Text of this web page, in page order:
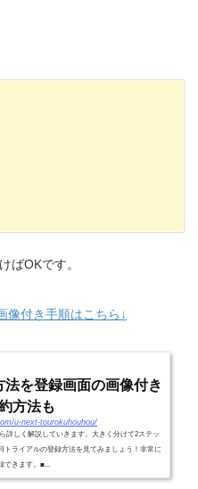
ばOKです。
像付き手順はこちら↓
を登録画面の画像付き
方法も
u-next-tourokuhouhou/
詳しく解説していきます。大きく分けて2ステッ
ライアルの登録方法を見てみましょう！非常に
きます。■...